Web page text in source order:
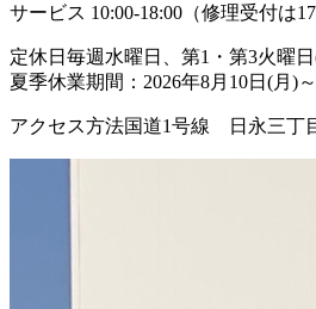
サービス 10:00-18:00（修理受付は
定休日 毎週水曜日、第1・第3火曜
夏季休業期間：2026年8月10日(月)
アクセス方法国道1号線 日永三丁